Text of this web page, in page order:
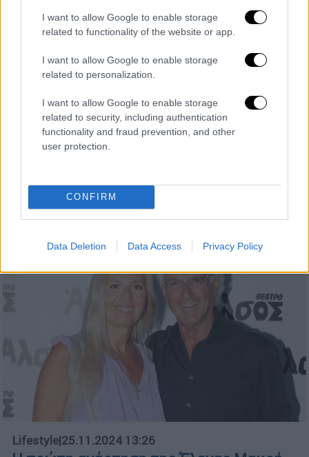
I want to allow Google to enable storage
related to functionality of the website or app.
I want to allow Google to enable storage
related to personalization.
I want to allow Google to enable storage
related to security, including authentication
functionality and fraud prevention, and other
user protection.
CONFIRM
Data Deletion Data Access Privacy Policy
Το αντίο του Πέτρου Κωστόπουλου στον
«αντίπαλο» Αντώνη Λυμπέρη - Ο
ανταγωνισμός και η άτυπη κόντρα
πτώχευση
Lifestyle|25.11.2024 13:26